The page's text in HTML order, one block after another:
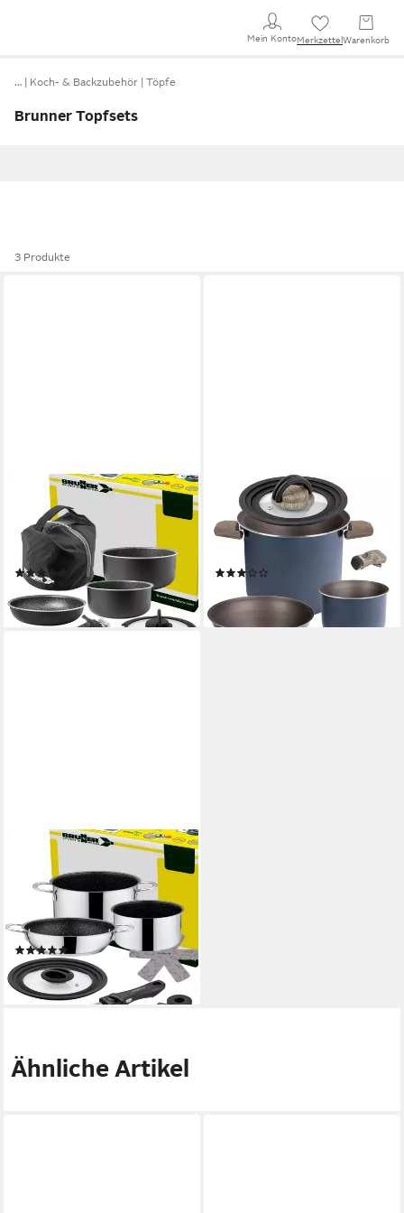
Mein KontoMerkzettel Warenkorb
… Koch- & Backzubehör Töpfe
Brunner Topfsets
3 Produkte
BRUNNER
Topf-Set BRUNNER Camping
Topfset PIRATE Vacublock
Leicht, Stapelbar, Alu, (5-tlg)
(3)
ab 77,70 €
lieferbar - in 2-3 Werktagen bei dir
BRUNNER
Topf-Set BRUNNER Camping
Topfset TORRALTA Vacublock
Leicht, Stapelbar, Alu, (4-tlg)
ab 89,90 €
lieferbar - in 2-3 Werktagen bei dir
BRUNNER
Topf-Set BRUNNER Camping
Kochgeschirr Edelstahl
ACADEMY NG Stapelbar,
Leicht, (5-tlg)
(1)
ab 102,10 €
lieferbar - in 2-3 Werktagen bei dir
Ähnliche Artikel